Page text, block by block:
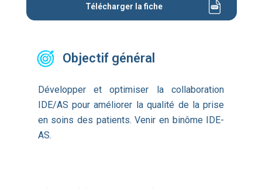
Télécharger la fiche
Objectif général
Développer et optimiser la collaboration
IDE/AS pour améliorer la qualité de la prise
en soins des patients. Venir en binôme IDE-
AS.